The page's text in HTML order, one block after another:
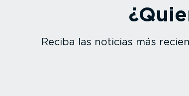
Reciba las noticias más